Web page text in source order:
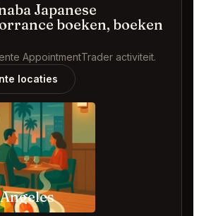
Japanese
boeken, boeken
AppointmentTrader activiteit.
locaties